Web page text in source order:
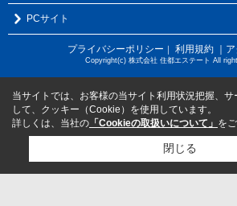
PCサイト
プライバシーポリシー ｜ 利用規約 ｜
Copyright(c) 株式会社 住都エステート All
当サイトでは、お客様の当サイト利用状況把握、サ
して、クッキー（Cookie）を使用しています。
詳しくは、当社の 「Cookieの取扱いについて」 を
閉じる